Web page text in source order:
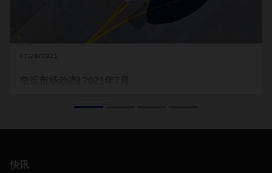
07/28/2021
运的竞争力。此外，海运市场的整体严峻形势也使得航空货运
快讯